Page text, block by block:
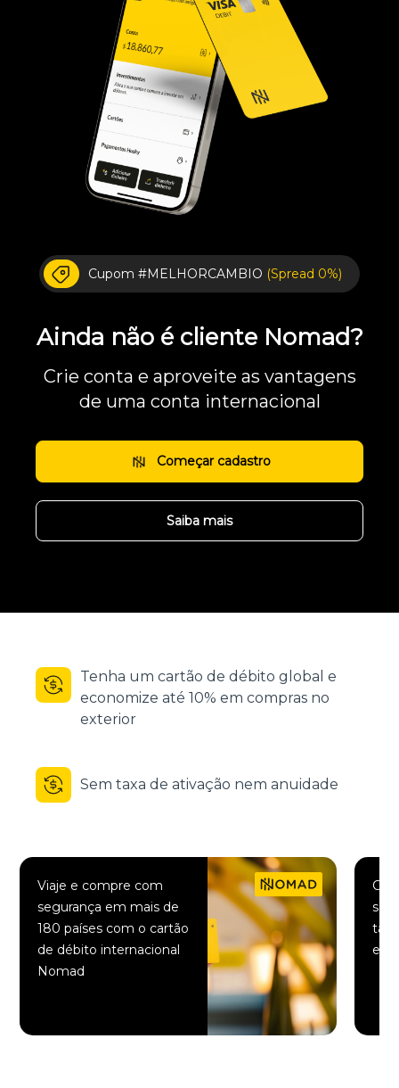
Cupom #MELHORCAMBIO (Spread 0%)
Ainda não é cliente Nomad?
Crie conta e aproveite as vantagens
de uma conta internacional
Começar cadastro
Saiba mais
Tenha um cartão de débito global e
economize até 10% em compras no
exterior
Sem taxa de ativação nem anuidade
Viaje e compre com
segurança em mais de
180 países com o cartão
de débito internacional
Nomad